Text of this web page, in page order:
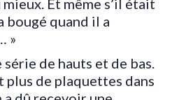
Et même s’il était
bougé quand il a
»
série de hauts et de bas.
plus de plaquettes dans